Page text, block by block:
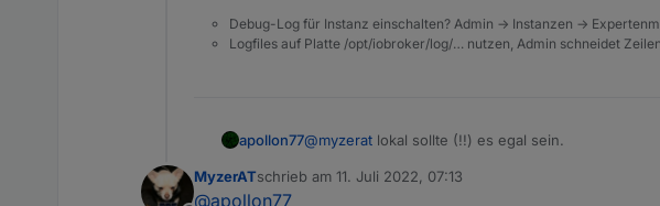
Debug-Log für Instanz einschalten? Admin -> Instanzen ->
Logfiles auf Platte /opt/iobroker/log/… nutzen, Admin schneidet
apollon77@myzerat lokal sollte (!!) es egal sein.
MyzerATschrieb am 11. Juli 2022, 07:13
zuletzt editiert von
@apollon77